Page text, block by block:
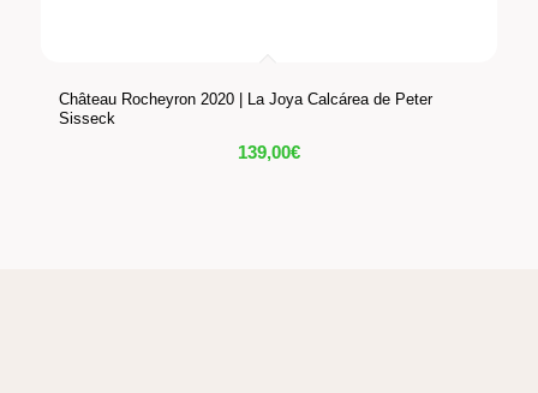
Château Rocheyron 2020 | La Joya Calcárea de Peter
Sisseck
139,00€